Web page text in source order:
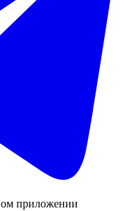
приложении